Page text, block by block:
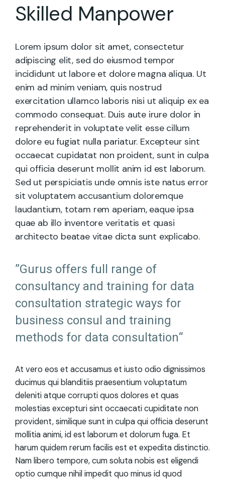
Skilled Manpower
Lorem ipsum dolor sit amet, consectetur
adipiscing elit, sed do eiusmod tempor
incididunt ut labore et dolore magna aliqua. Ut
enim ad minim veniam, quis nostrud
exercitation ullamco laboris nisi ut aliquip ex ea
commodo consequat. Duis aute irure dolor in
reprehenderit in voluptate velit esse cillum
dolore eu fugiat nulla pariatur. Excepteur sint
occaecat cupidatat non proident, sunt in culpa
qui officia deserunt mollit anim id est laborum.
Sed ut perspiciatis unde omnis iste natus error
sit voluptatem accusantium doloremque
laudantium, totam rem aperiam, eaque ipsa
quae ab illo inventore veritatis et quasi
architecto beatae vitae dicta sunt explicabo.
”Gurus offers full range of
consultancy and training for data
consultation strategic ways for
business consul and training
methods for data consultation“
At vero eos et accusamus et iusto odio dignissimos
ducimus qui blanditiis praesentium voluptatum
deleniti atque corrupti quos dolores et quas
molestias excepturi sint occaecati cupiditate non
provident, similique sunt in culpa qui officia deserunt
mollitia animi, id est laborum et dolorum fuga. Et
harum quidem rerum facilis est et expedita distinctio.
Nam libero tempore, cum soluta nobis est eligendi
optio cumque nihil impedit quo minus id quod